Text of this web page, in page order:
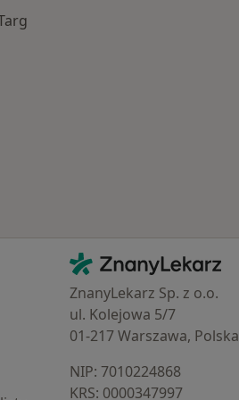
Kontakt
ZnanyLekarz - Strona główna
ZnanyLekarz Sp. z o.o.
ul. Kolejowa 5/7
01-217 Warszawa, Polska
NIP: ⁠7010224868
KRS: ⁠0000347997